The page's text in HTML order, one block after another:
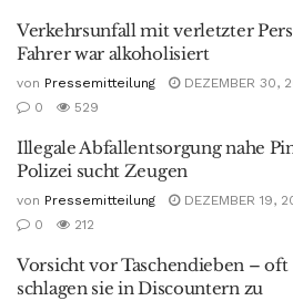
Verkehrsunfall mit verletzter
Fahrer war alkoholisiert
von Pressemitteilung
DEZEMBER 30,
0
529
Illegale Abfallentsorgung nahe
Polizei sucht Zeugen
von Pressemitteilung
DEZEMBER 19,
0
212
Vorsicht vor Taschendieben – oft
schlagen sie in Discountern zu